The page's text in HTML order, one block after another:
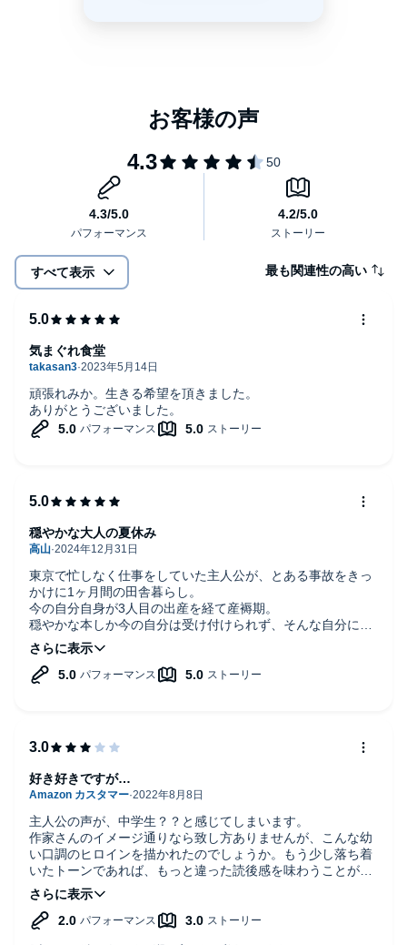
すべて表示 最も関連性の高い
頑張れみか。生きる希望を頂きました。
ありがとうございました。
気まぐれ食堂
東京で忙しなく仕事をしていた主人公が、とある事故をきっ
かけに1ヶ月間の田舎暮らし。
今の自分自身が3人目の出産を経て産褥期。
穏やかな本しか今の自分は受け付けられず、そんな自分にぴ
ったりな一冊でした。
長い産休と育休で仕事に対して不安な気持ちがあるけれど
も、こののんびりとした時間を思いっきり楽しもうと思わせ
穏やかな大人の夏休み
主人公の声が、中学生？？と感じてしまいます。
作家さんのイメージ通りなら致し方ありませんが、こんな幼
い口調のヒロインを描かれたのでしょうか。もう少し落ち着
いたトーンであれば、もっと違った読後感を味わうことが出
来たかもしれません。
少し、「声」の押し付けが強いように感じました。
もちろん好き好きです。
好き好きですが…